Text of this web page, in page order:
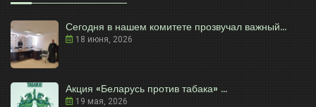
Сегодня в нашем комитете прозвучал важный...
18 июня, 2026
Акция «Беларусь против табака» ...
19 мая, 2026